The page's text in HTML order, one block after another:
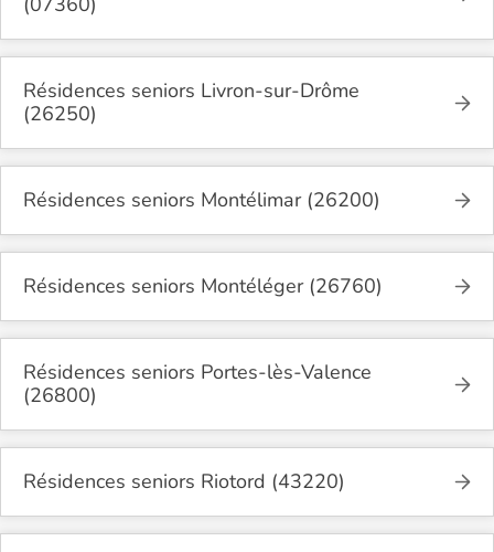
Résidences seniors Livron-sur-Drôme
(26250)
Résidences seniors Montélimar (26200)
Résidences seniors Montéléger (26760)
Résidences seniors Portes-lès-Valence
(26800)
Résidences seniors Riotord (43220)